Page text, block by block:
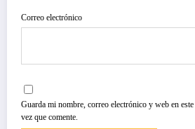
Correo electrónico
Guarda mi nombre, correo electrónico y web en
vez que comente.